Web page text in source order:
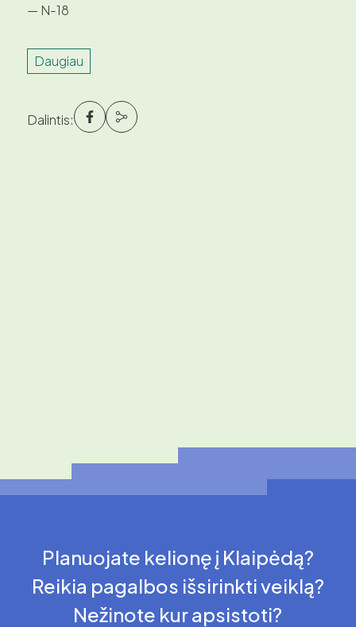
— N-18
Daugiau
Dalintis:
Planuojate kelionę į Klaipėdą?
Reikia pagalbos išsirinkti veiklą?
Nežinote kur apsistoti?